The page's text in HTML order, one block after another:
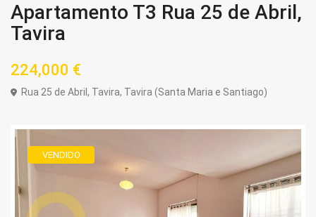
Apartamento T3 Rua 25 de Abril,
Tavira
224,000 €
Rua 25 de Abril, Tavira, Tavira (Santa Maria e Santiago)
VENDIDO